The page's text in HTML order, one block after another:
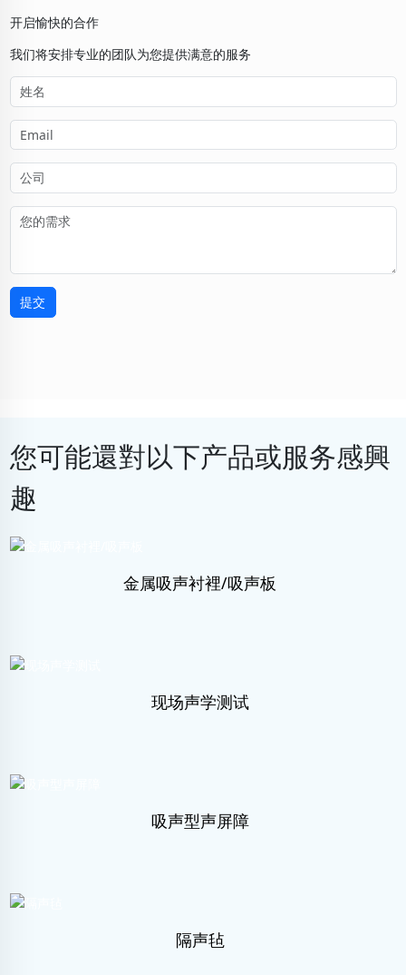
开启愉快的合作
我们将安排专业的团队为您提供满意的服务
提交
您可能還對以下产品或服务感興
趣
金属吸声衬裡/吸声板
现场声学测试
吸声型声屏障
隔声毡